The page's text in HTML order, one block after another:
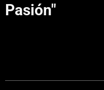
Pasión"